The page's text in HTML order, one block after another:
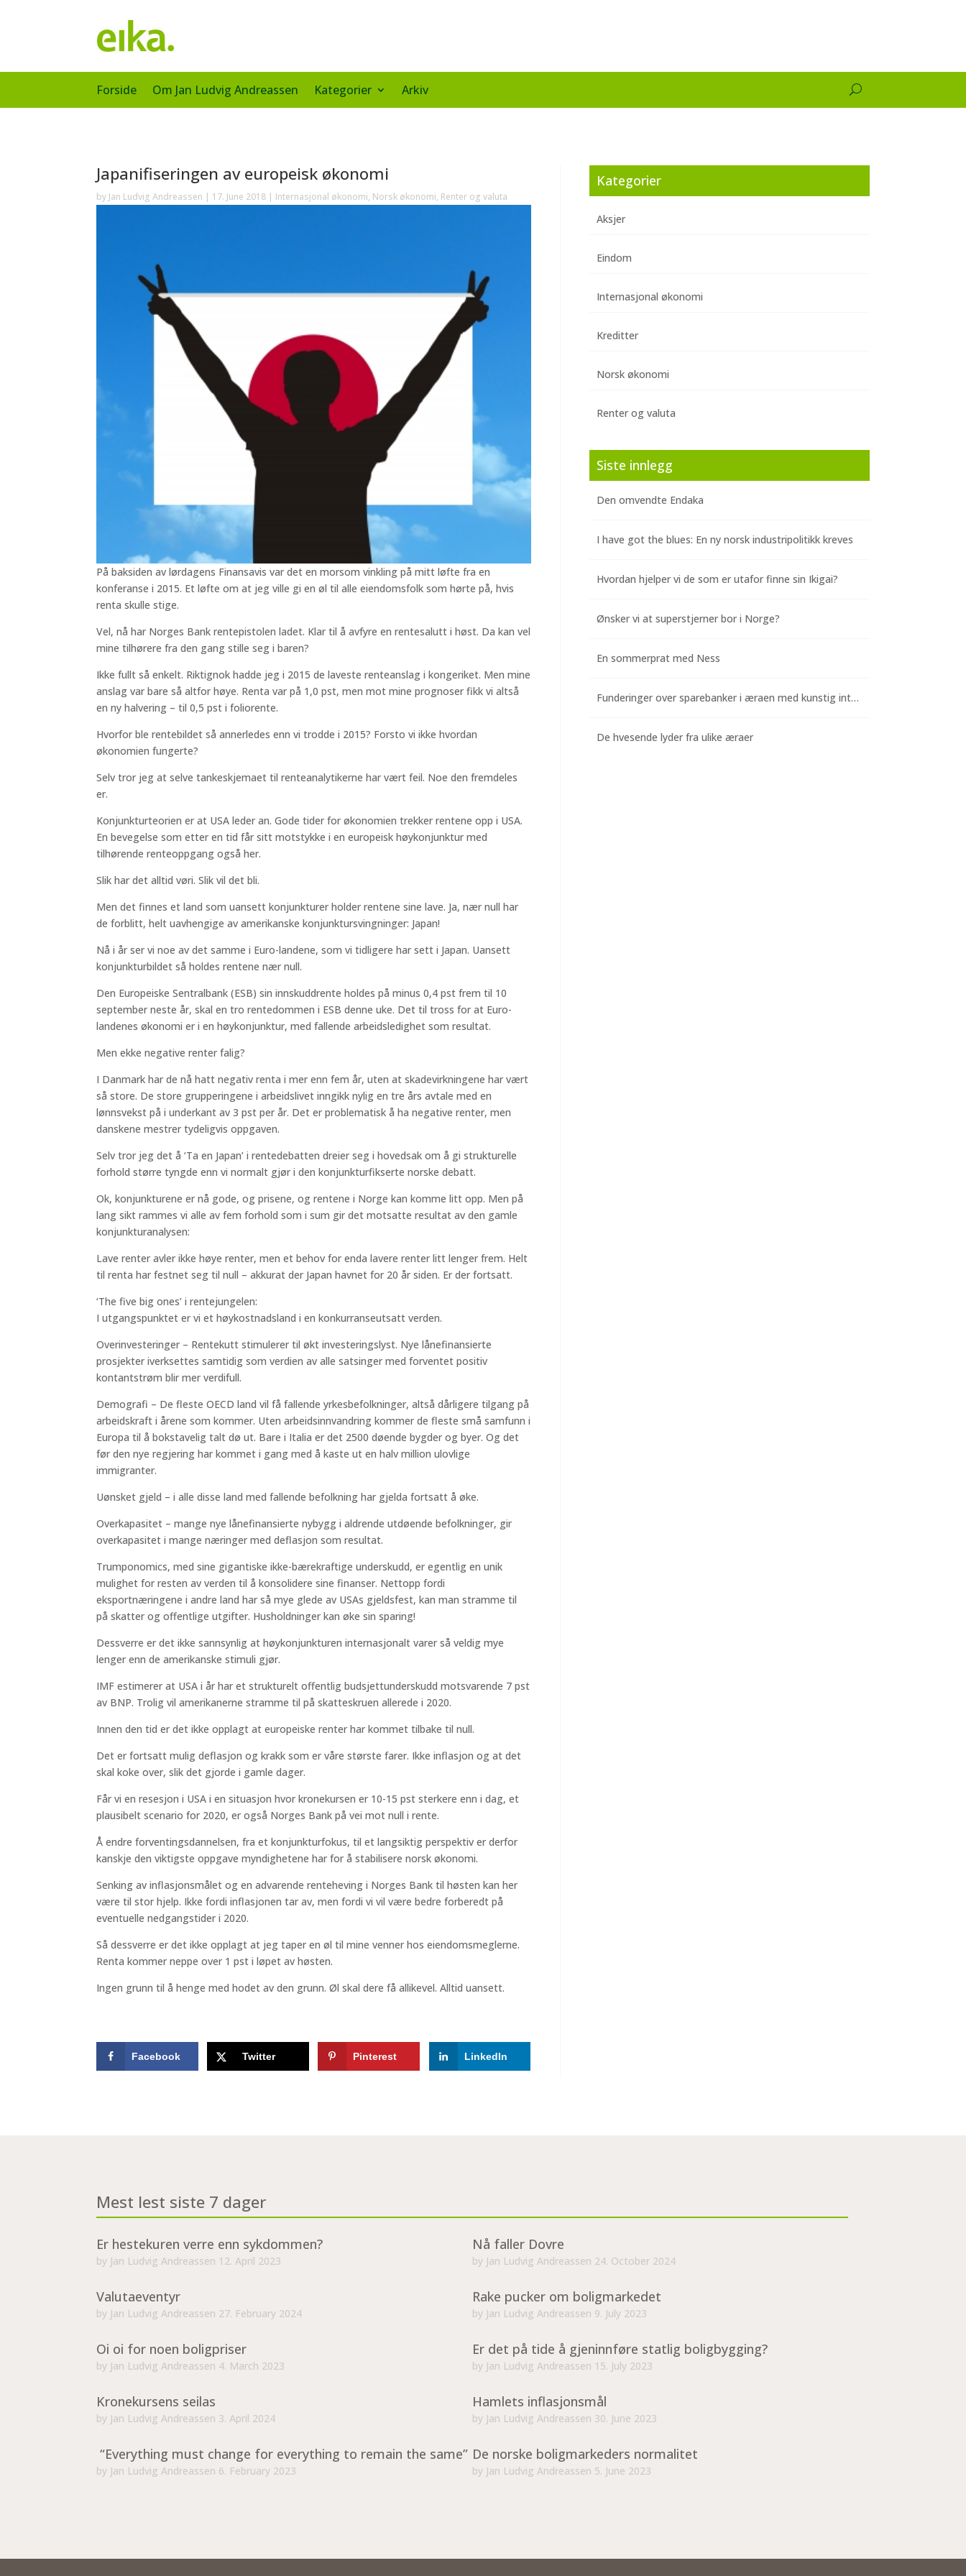
Forside Om Jan Ludvig Andreassen Kategorier Arkiv
Japanifiseringen av europeisk økonomi
by Jan Ludvig Andreassen | 17. June 2018 | Internasjonal økonomi, Norsk økonomi, Renter og valuta
På baksiden av lørdagens Finansavis var det en morsom vinkling på mitt løfte fra en
konferanse i 2015. Et løfte om at jeg ville gi en øl til alle eiendomsfolk som hørte på, hvis
renta skulle stige.
Vel, nå har Norges Bank rentepistolen ladet. Klar til å avfyre en rentesalutt i høst. Da kan vel
mine tilhørere fra den gang stille seg i baren?
Ikke fullt så enkelt. Riktignok hadde jeg i 2015 de laveste renteanslag i kongeriket. Men mine
anslag var bare så altfor høye. Renta var på 1,0 pst, men mot mine prognoser fikk vi altså
en ny halvering – til 0,5 pst i foliorente.
Hvorfor ble rentebildet så annerledes enn vi trodde i 2015? Forsto vi ikke hvordan
økonomien fungerte?
Selv tror jeg at selve tankeskjemaet til renteanalytikerne har vært feil. Noe den fremdeles
er.
Konjunkturteorien er at USA leder an. Gode tider for økonomien trekker rentene opp i USA.
En bevegelse som etter en tid får sitt motstykke i en europeisk høykonjunktur med
tilhørende renteoppgang også her.
Slik har det alltid vøri. Slik vil det bli.
Men det finnes et land som uansett konjunkturer holder rentene sine lave. Ja, nær null har
de forblitt, helt uavhengige av amerikanske konjunktursvingninger: Japan!
Nå i år ser vi noe av det samme i Euro-landene, som vi tidligere har sett i Japan. Uansett
konjunkturbildet så holdes rentene nær null.
Den Europeiske Sentralbank (ESB) sin innskuddrente holdes på minus 0,4 pst frem til 10
september neste år, skal en tro rentedommen i ESB denne uke. Det til tross for at Euro-
landenes økonomi er i en høykonjunktur, med fallende arbeidsledighet som resultat.
Men ekke negative renter falig?
I Danmark har de nå hatt negativ renta i mer enn fem år, uten at skadevirkningene har vært
så store. De store grupperingene i arbeidslivet inngikk nylig en tre års avtale med en
lønnsvekst på i underkant av 3 pst per år. Det er problematisk å ha negative renter, men
danskene mestrer tydeligvis oppgaven.
Selv tror jeg det å ‘Ta en Japan’ i rentedebatten dreier seg i hovedsak om å gi strukturelle
forhold større tyngde enn vi normalt gjør i den konjunkturfikserte norske debatt.
Ok, konjunkturene er nå gode, og prisene, og rentene i Norge kan komme litt opp. Men på
lang sikt rammes vi alle av fem forhold som i sum gir det motsatte resultat av den gamle
konjunkturanalysen:
Lave renter avler ikke høye renter, men et behov for enda lavere renter litt lenger frem. Helt
til renta har festnet seg til null – akkurat der Japan havnet for 20 år siden. Er der fortsatt.
‘The five big ones’ i rentejungelen:
I utgangspunktet er vi et høykostnadsland i en konkurranseutsatt verden.
Overinvesteringer – Rentekutt stimulerer til økt investeringslyst. Nye lånefinansierte
prosjekter iverksettes samtidig som verdien av alle satsinger med forventet positiv
kontantstrøm blir mer verdifull.
Demografi – De fleste OECD land vil få fallende yrkesbefolkninger, altså dårligere tilgang på
arbeidskraft i årene som kommer. Uten arbeidsinnvandring kommer de fleste små samfunn i
Europa til å bokstavelig talt dø ut. Bare i Italia er det 2500 døende bygder og byer. Og det
før den nye regjering har kommet i gang med å kaste ut en halv million ulovlige
immigranter.
Uønsket gjeld – i alle disse land med fallende befolkning har gjelda fortsatt å øke.
Overkapasitet – mange nye lånefinansierte nybygg i aldrende utdøende befolkninger, gir
overkapasitet i mange næringer med deflasjon som resultat.
Trumponomics, med sine gigantiske ikke-bærekraftige underskudd, er egentlig en unik
mulighet for resten av verden til å konsolidere sine finanser. Nettopp fordi
eksportnæringene i andre land har så mye glede av USAs gjeldsfest, kan man stramme til
på skatter og offentlige utgifter. Husholdninger kan øke sin sparing!
Dessverre er det ikke sannsynlig at høykonjunkturen internasjonalt varer så veldig mye
lenger enn de amerikanske stimuli gjør.
IMF estimerer at USA i år har et strukturelt offentlig budsjettunderskudd motsvarende 7 pst
av BNP. Trolig vil amerikanerne stramme til på skatteskruen allerede i 2020.
Innen den tid er det ikke opplagt at europeiske renter har kommet tilbake til null.
Det er fortsatt mulig deflasjon og krakk som er våre største farer. Ikke inflasjon og at det
skal koke over, slik det gjorde i gamle dager.
Får vi en resesjon i USA i en situasjon hvor kronekursen er 10-15 pst sterkere enn i dag, et
plausibelt scenario for 2020, er også Norges Bank på vei mot null i rente.
Å endre forventingsdannelsen, fra et konjunkturfokus, til et langsiktig perspektiv er derfor
kanskje den viktigste oppgave myndighetene har for å stabilisere norsk økonomi.
Senking av inflasjonsmålet og en advarende renteheving i Norges Bank til høsten kan her
være til stor hjelp. Ikke fordi inflasjonen tar av, men fordi vi vil være bedre forberedt på
eventuelle nedgangstider i 2020.
Så dessverre er det ikke opplagt at jeg taper en øl til mine venner hos eiendomsmeglerne.
Renta kommer neppe over 1 pst i løpet av høsten.
Ingen grunn til å henge med hodet av den grunn. Øl skal dere få allikevel. Alltid uansett.
Facebook Twitter Pinterest LinkedIn
Kategorier
Aksjer
Eindom
Internasjonal økonomi
Kreditter
Norsk økonomi
Renter og valuta
Siste innlegg
Den omvendte Endaka
I have got the blues: En ny norsk industripolitikk kreves
Hvordan hjelper vi de som er utafor finne sin Ikigai?
Ønsker vi at superstjerner bor i Norge?
En sommerprat med Ness
Funderinger over sparebanker i æraen med kunstig intelligens
De hvesende lyder fra ulike æraer
Mest lest siste 7 dager
Er hestekuren verre enn sykdommen?
by Jan Ludvig Andreassen 12. April 2023
Nå faller Dovre
by Jan Ludvig Andreassen 24. October 2024
Valutaeventyr
by Jan Ludvig Andreassen 27. February 2024
Rake pucker om boligmarkedet
by Jan Ludvig Andreassen 9. July 2023
Oi oi for noen boligpriser
by Jan Ludvig Andreassen 4. March 2023
Er det på tide å gjeninnføre statlig boligbygging?
by Jan Ludvig Andreassen 15. July 2023
Kronekursens seilas
by Jan Ludvig Andreassen 3. April 2024
Hamlets inflasjonsmål
by Jan Ludvig Andreassen 30. June 2023
“Everything must change for everything to remain the same”
by Jan Ludvig Andreassen 6. February 2023
De norske boligmarkeders normalitet
by Jan Ludvig Andreassen 5. June 2023